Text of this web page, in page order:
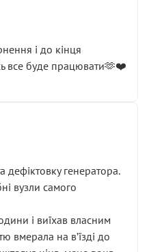
і до кінця
все буде працювати🫶❤️
дефіктовку генератора.
вузли самого
і виїхав власним
вмерала на вʼїзді до